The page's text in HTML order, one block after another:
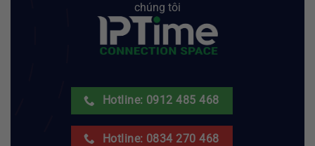
chúng tôi
Hotline: 0912 485 468
Hotline: 0834 270 468